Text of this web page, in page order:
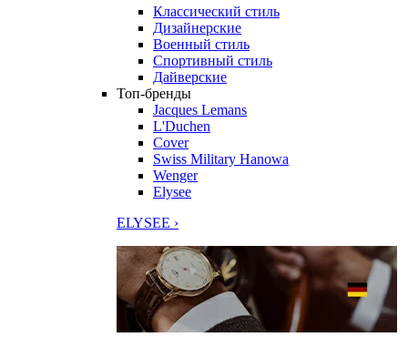
Классический стиль
Дизайнерские
Военный стиль
Спортивный стиль
Дайверские
Топ-бренды
Jacques Lemans
L'Duchen
Cover
Swiss Military Hanowa
Wenger
Elysee
ELYSEE ›